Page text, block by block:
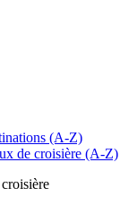
(A-Z)
de croisière (A-Z)